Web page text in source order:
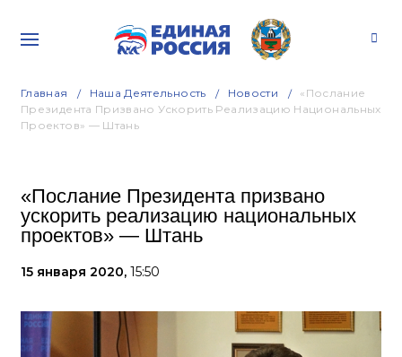
Главная Наша Деятельность Новости
«Послание
Президента Призвано Ускорить Реализацию Национальных
Проектов» — Штань
«Послание Президента призвано
ускорить реализацию национальных
проектов» — Штань
15 января 2020, 15:50